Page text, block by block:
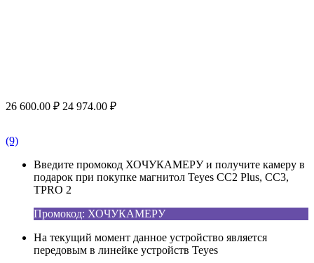
26 600.00 ₽ 24 974.00 ₽
(9)
Введите промокод ХОЧУКАМЕРУ и получите камеру в
подарок при покупке магнитол Teyes CC2 Plus, CC3,
TPRO 2
Промокод: ХОЧУКАМЕРУ
На текущий момент данное устройство является
передовым в линейке устройств Teyes